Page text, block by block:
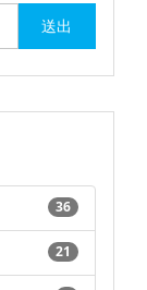
36
21